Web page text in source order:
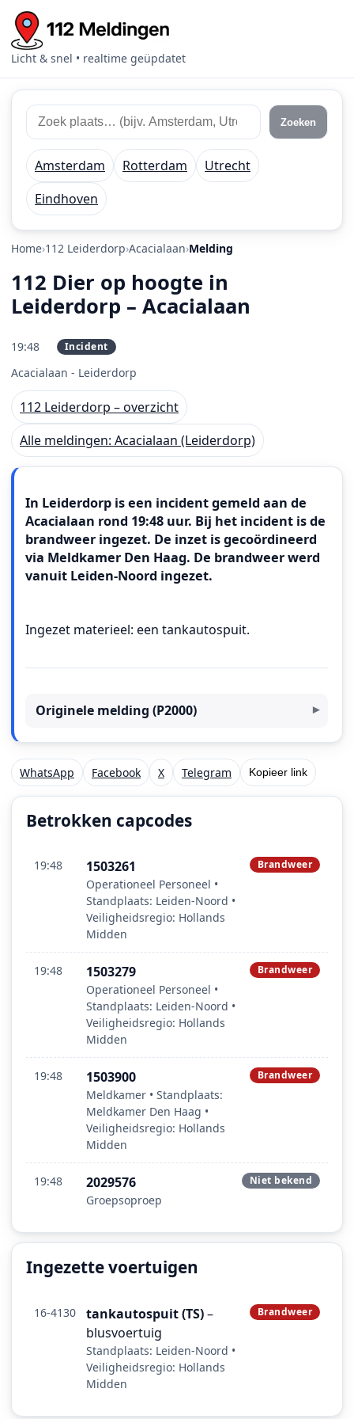
Licht & snel • realtime geüpdatet
Zoek 112 meldingen
Zoek plaats of regio Zoeken
Amsterdam Rotterdam
Utrecht
Eindhoven
Home 112 Leiderdorp Acacialaan Melding
112 Dier op hoogte in
Leiderdorp – Acacialaan
19:48 Incident
Acacialaan - Leiderdorp
112 Leiderdorp – overzicht
Alle meldingen: Acacialaan (Leiderdorp)
In Leiderdorp is een incident gemeld aan de
Acacialaan rond 19:48 uur. Bij het incident is de
brandweer ingezet. De inzet is gecoördineerd
via Meldkamer Den Haag. De brandweer werd
vanuit Leiden-Noord ingezet.
Ingezet materieel: een tankautospuit.
Originele melding (P2000)
WhatsApp Facebook X Telegram Kopieer link
Betrokken capcodes
19:48 1503261
Operationeel Personeel •
Standplaats: Leiden-Noord •
Veiligheidsregio: Hollands
Midden
Brandweer
19:48 1503279
Operationeel Personeel •
Standplaats: Leiden-Noord •
Veiligheidsregio: Hollands
Midden
Brandweer
19:48 1503900
Meldkamer • Standplaats:
Meldkamer Den Haag •
Veiligheidsregio: Hollands
Midden
Brandweer
19:48 2029576
Groepsoproep
Niet bekend
Ingezette voertuigen
16-4130 tankautospuit (TS)–
blusvoertuig
Standplaats: Leiden-Noord •
Veiligheidsregio: Hollands
Midden
Brandweer